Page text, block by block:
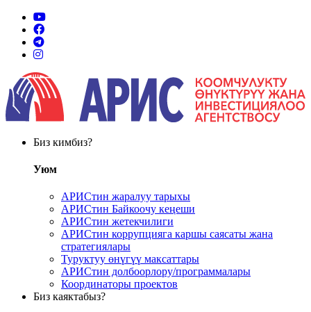
Биз кимбиз?
Уюм
АРИСтин жаралуу тарыхы
АРИСтин Байкоочу кеңеши
АРИСтин жетекчилиги
АРИСтин коррупцияга каршы саясаты жана
стратегиялары
Туруктуу өнүгүү максаттары
АРИСтин долбоорлору/программалары
Координаторы проектов
Биз каяктабыз?